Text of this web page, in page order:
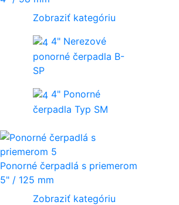
Zobraziť kategóriu
4" Nerezové
ponorné čerpadla B-
SP
4" Ponorné
čerpadla Typ SM
Ponorné čerpadlá s priemerom
5" / 125 mm
Zobraziť kategóriu